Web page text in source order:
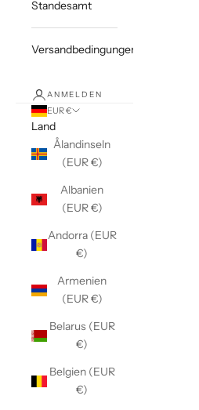
Standesamt
Versandbedingungen
ANMELDEN
EUR €
Land
Ålandinseln
(EUR €)
Albanien
(EUR €)
Andorra (EUR
€)
Armenien
(EUR €)
Belarus (EUR
€)
Belgien (EUR
€)